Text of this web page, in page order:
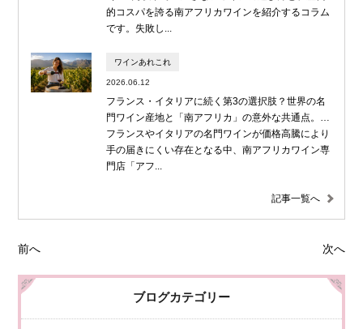
的コスパを誇る南アフリカワインを紹介するコラム
です。失敗し...
ワインあれこれ
2026.06.12
フランス・イタリアに続く第3の選択肢？世界の名
門ワイン産地と「南アフリカ」の意外な共通点。…
フランスやイタリアの名門ワインが価格高騰により
手の届きにくい存在となる中、南アフリカワイン専
門店「アフ...
記事一覧へ
前へ 次へ
ブログカテゴリー